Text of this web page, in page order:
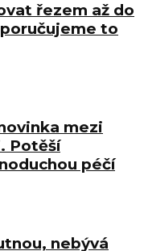
řezem až do
to
mezi
Potěší
péčí
nebývá